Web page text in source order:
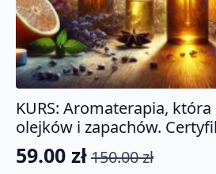
KURS: Aromaterapia, która
olejków i zapachów.
150.00zł
Pierwotna
59.00 zł
Aktualna